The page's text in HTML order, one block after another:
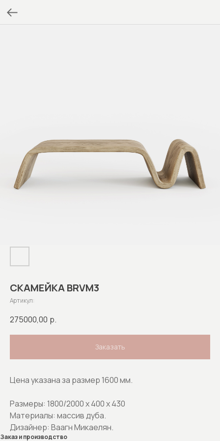
СКАМЕЙКА BRVM3
Артикул:
275000,00 р.
Заказать
Цена указана за размер 1600 мм.
Размеры: 1800/2000 х 400 х 430
Материалы: массив дуба.
Дизайнер: Ваагн Микаелян.
Заказ и производство